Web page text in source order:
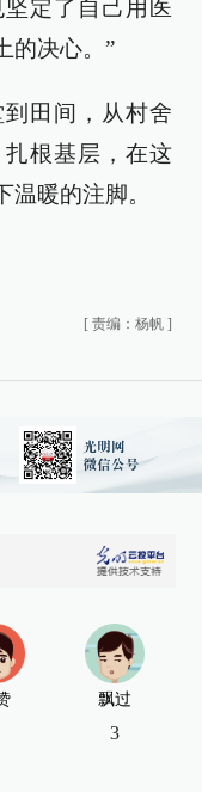
定了自己用医
的决心。”
田间，从村舍
根基层，在这
暖的注脚。
[ 责编：杨帆 ]
飘过
3